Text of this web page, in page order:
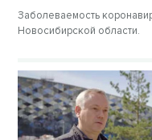
Заболеваемость
Новосибирской области.